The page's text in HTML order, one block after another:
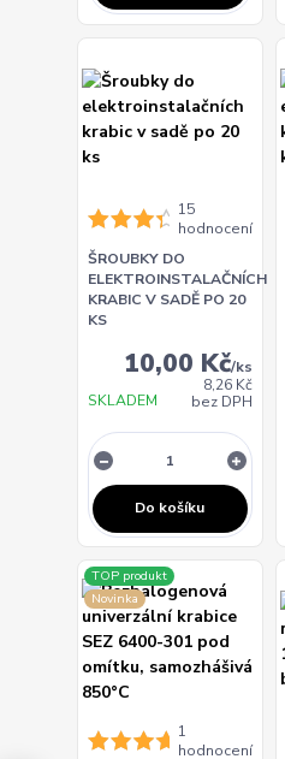
15
hodnocení
ŠROUBKY DO
ELEKTROINSTALAČNÍCH
KRABIC V SADĚ PO 20
KS
10,00 Kč/ks
8,26 Kč
bez DPH
SKLADEM
Do košíku
TOP produkt
Novinka
1
hodnocení